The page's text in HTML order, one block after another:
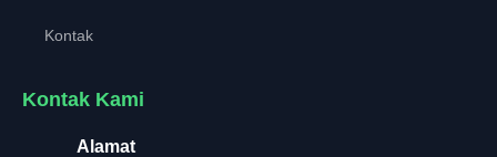
Kontak
Kontak Kami
Alamat